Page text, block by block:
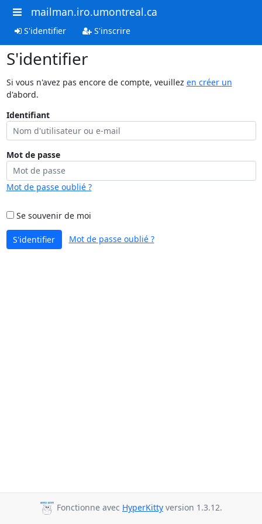
mailman.iro.umontreal.ca
S'identifier S'inscrire
S'identifier
Si vous n'avez pas encore de compte, veuillez en créer un
d'abord.
Identifiant
Mot de passe
Mot de passe oublié ?
Se souvenir de moi
S'identifier Mot de passe oublié ?
Fonctionne avec HyperKitty version 1.3.12.